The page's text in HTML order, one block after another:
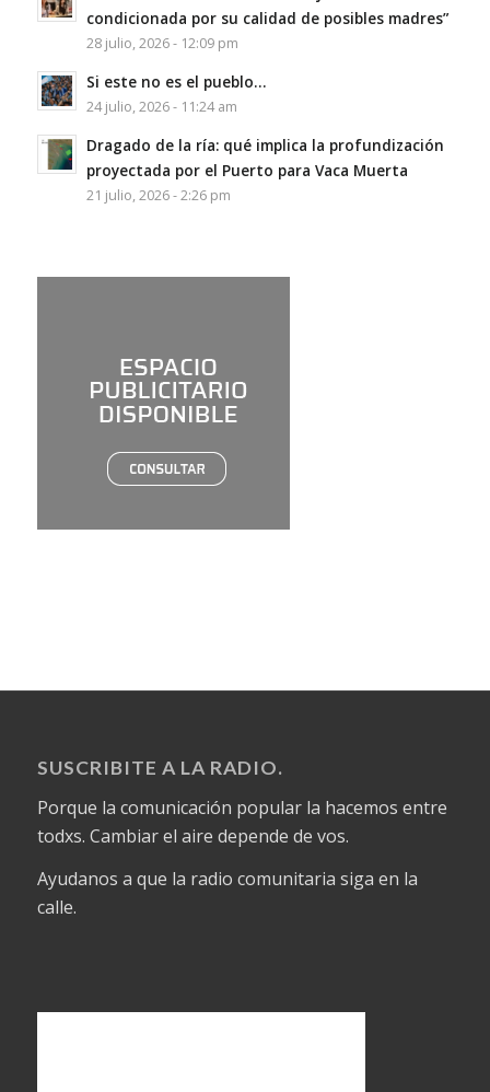
condicionada por su calidad de posibles madres”
28 julio, 2026 - 12:09 pm
Si este no es el pueblo…
24 julio, 2026 - 11:24 am
Dragado de la ría: qué implica la profundización
proyectada por el Puerto para Vaca Muerta
21 julio, 2026 - 2:26 pm
SUSCRIBITE A LA RADIO.
Porque la comunicación popular la hacemos entre
todxs. Cambiar el aire depende de vos.
Ayudanos a que la radio comunitaria siga en la
calle.